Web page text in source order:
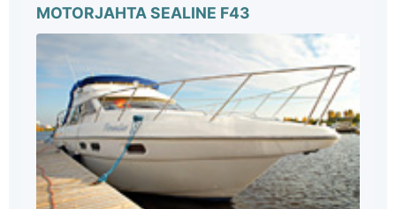
MOTORJAHTA SEALINE F43